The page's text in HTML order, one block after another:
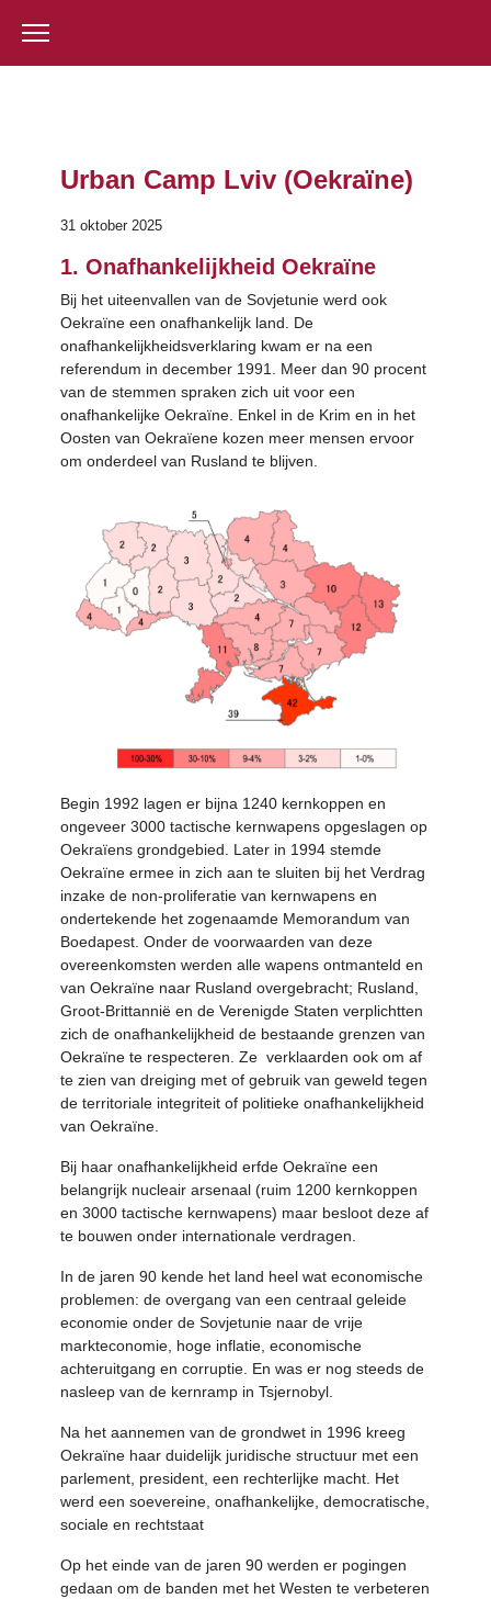
Urban Camp Lviv (Oekraïne)
31 oktober 2025
1. Onafhankelijkheid Oekraïne
Bij het uiteenvallen van de Sovjetunie werd ook
Oekraïne een onafhankelijk land. De
onafhankelijkheidsverklaring kwam er na een
referendum in december 1991. Meer dan 90 procent
van de stemmen spraken zich uit voor een
onafhankelijke Oekraïne. Enkel in de Krim en in het
Oosten van Oekraïene kozen meer mensen ervoor
om onderdeel van Rusland te blijven.
Begin 1992 lagen er bijna 1240 kernkoppen en
ongeveer 3000 tactische kernwapens opgeslagen op
Oekraïens grondgebied. Later in 1994 stemde
Oekraïne ermee in zich aan te sluiten bij het Verdrag
inzake de non-proliferatie van kernwapens en
ondertekende het zogenaamde Memorandum van
Boedapest. Onder de voorwaarden van deze
overeenkomsten werden alle wapens ontmanteld en
van Oekraïne naar Rusland overgebracht; Rusland,
Groot-Brittannië en de Verenigde Staten verplichtten
zich de onafhankelijkheid de bestaande grenzen van
Oekraïne te respecteren. Ze verklaarden ook om af
te zien van dreiging met of gebruik van geweld tegen
de territoriale integriteit of politieke onafhankelijkheid
van Oekraïne.
Bij haar onafhankelijkheid erfde Oekraïne een
belangrijk nucleair arsenaal (ruim 1200 kernkoppen
en 3000 tactische kernwapens) maar besloot deze af
te bouwen onder internationale verdragen.
In de jaren 90 kende het land heel wat economische
problemen: de overgang van een centraal geleide
economie onder de Sovjetunie naar de vrije
markteconomie, hoge inflatie, economische
achteruitgang en corruptie. En was er nog steeds de
nasleep van de kernramp in Tsjernobyl.
Na het aannemen van de grondwet in 1996 kreeg
Oekraïne haar duidelijk juridische structuur met een
parlement, president, een rechterlijke macht. Het
werd een soevereine, onafhankelijke, democratische,
sociale en rechtstaat
Op het einde van de jaren 90 werden er pogingen
gedaan om de banden met het Westen te verbeteren